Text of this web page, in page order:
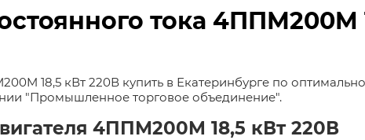
тока 4ППМ200M
18,5 кВт 220В купить в Екатеринбурге по
"Промышленное торговое объединение".
4ППМ200M 18,5 кВт 220В